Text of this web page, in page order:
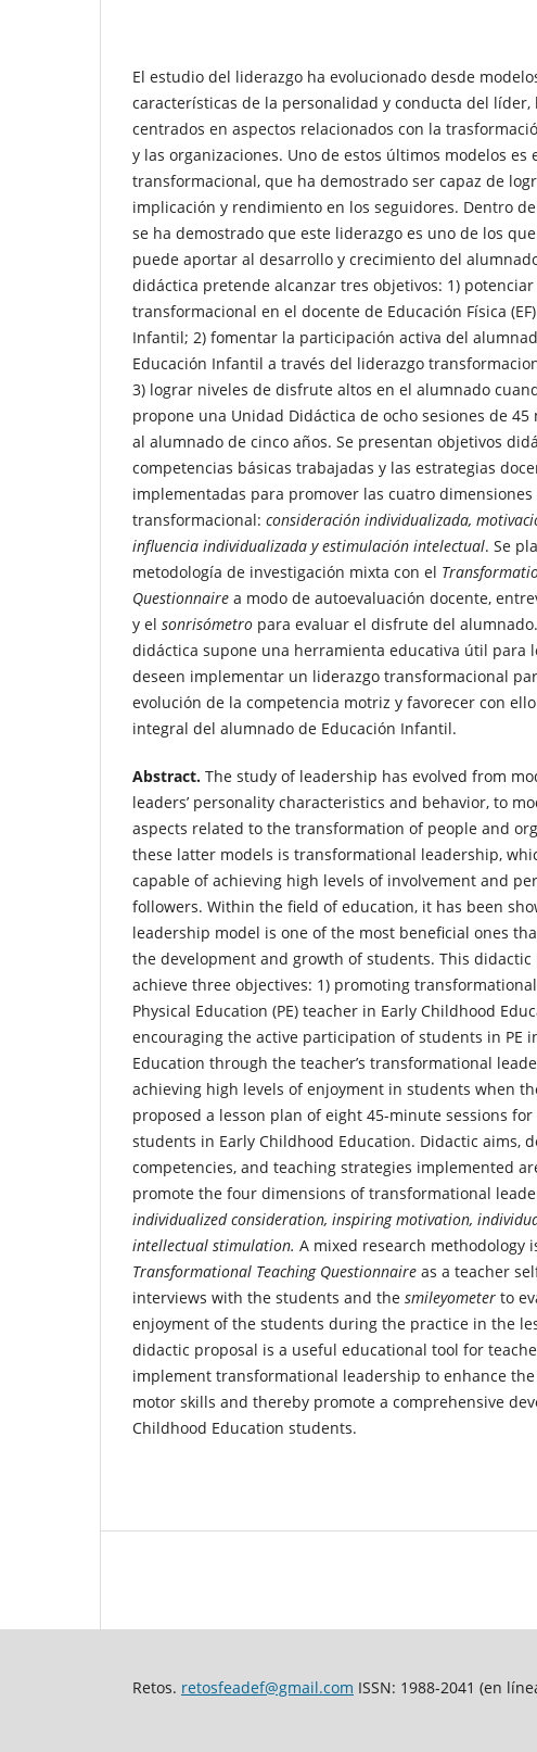
El estudio del liderazgo ha evolucionado desde
características de la personalidad y conducta del líder,
centrados en aspectos relacionados con la
y las organizaciones. Uno de estos últimos modelos es
transformacional, que ha demostrado ser capaz de
implicación y rendimiento en los seguidores. Dentro
se ha demostrado que este liderazgo es uno de los
puede aportar al desarrollo y crecimiento del
didáctica pretende alcanzar tres objetivos: 1)
transformacional en el docente de Educación Física
Infantil; 2) fomentar la participación activa del
Educación Infantil a través del liderazgo
3) lograr niveles de disfrute altos en el alumnado
propone una Unidad Didáctica de ocho sesiones de
al alumnado de cinco años. Se presentan objetivos
competencias básicas trabajadas y las estrategias
implementadas para promover las cuatro
transformacional: consideración individualizada,
influencia individualizada y estimulación intelectual. Se
metodología de investigación mixta con el
Questionnaire a modo de autoevaluación docente,
y el sonrisómetro para evaluar el disfrute del
didáctica supone una herramienta educativa útil para
deseen implementar un liderazgo transformacional
evolución de la competencia motriz y favorecer con
integral del alumnado de Educación Infantil.
Abstract. The study of leadership has evolved from
leaders’ personality characteristics and behavior, to
aspects related to the transformation of people and
these latter models is transformational leadership,
capable of achieving high levels of involvement and
followers. Within the field of education, it has been
leadership model is one of the most beneficial ones
the development and growth of students. This didactic
achieve three objectives: 1) promoting
Physical Education (PE) teacher in Early Childhood
encouraging the active participation of students in PE
Education through the teacher’s transformational
achieving high levels of enjoyment in students when
proposed a lesson plan of eight 45-minute sessions for
students in Early Childhood Education. Didactic aims,
competencies, and teaching strategies implemented
promote the four dimensions of transformational
individualized consideration, inspiring motivation,
intellectual stimulation. A mixed research methodology
Transformational Teaching Questionnaire as a teacher
interviews with the students and the smileyometer to
enjoyment of the students during the practice in the
didactic proposal is a useful educational tool for
implement transformational leadership to enhance
motor skills and thereby promote a comprehensive
Childhood Education students.
Retos. retosfeadef@gmail.com ISSN: 1988-2041 (en